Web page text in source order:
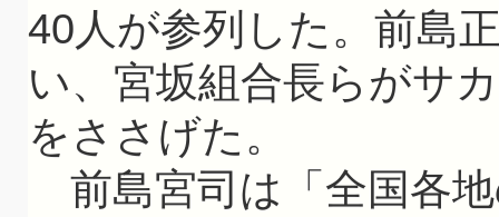
40人が参列した。前島
い、宮坂組合長らがサ
をささげた。
前島宮司は「全国各